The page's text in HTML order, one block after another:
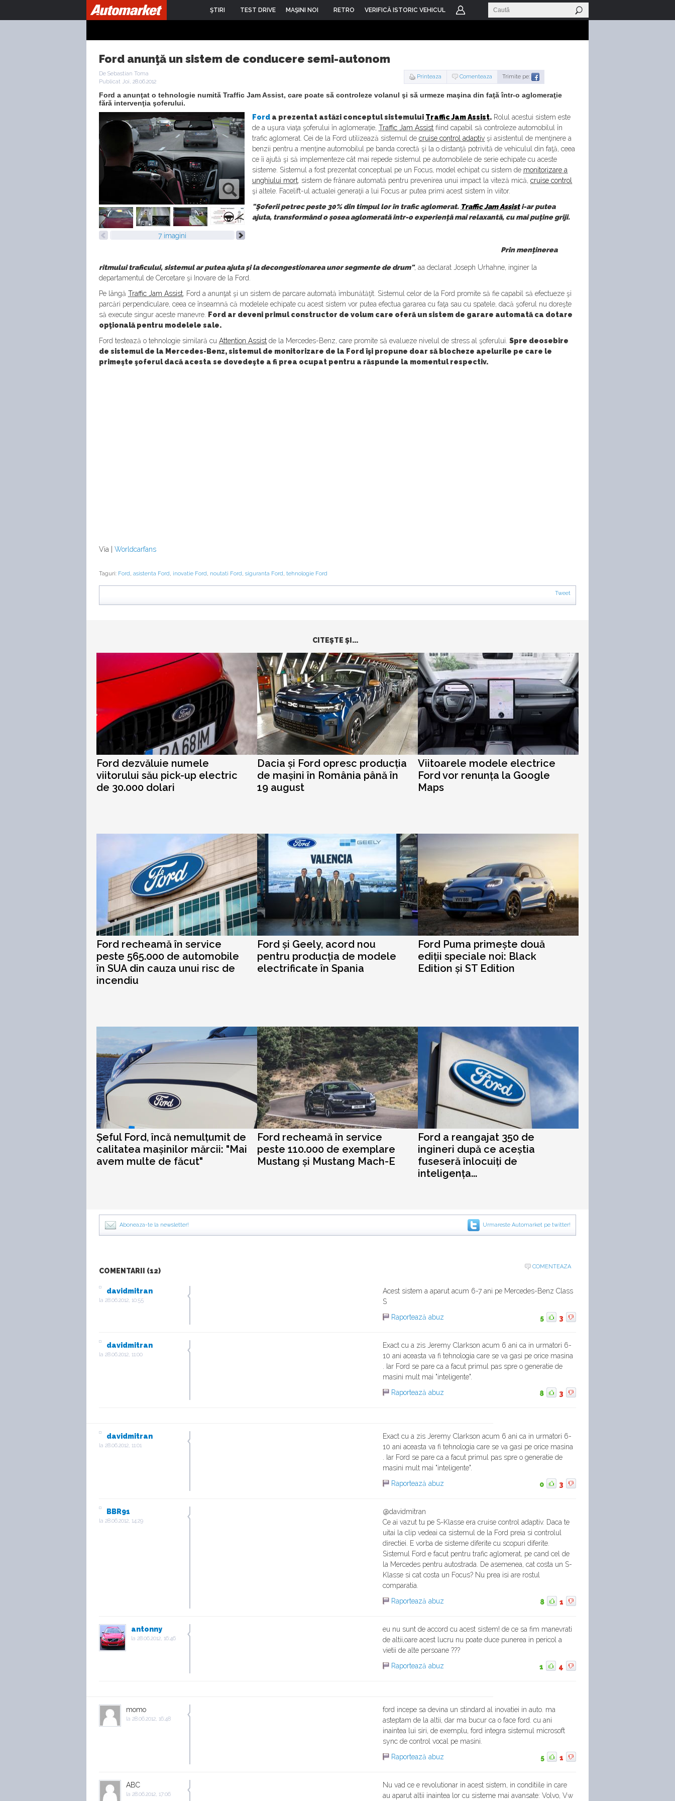
ŞTIRI TEST DRIVE MAŞINI NOI RETRO VERIFICĂ ISTORIC VEHICUL
Ford anunţă un sistem de conducere semi-autonom
De Sebastian Toma
Publicat Joi, 28.06.2012
Printeaza Comenteaza Trimite pe:
Ford a anunţat o tehnologie numită Traffic Jam Assist, care poate să controleze volanul şi să urmeze maşina din faţă într-o aglomeraţie
fără intervenţia şoferului.
7 imagini
Ford a prezentat astăzi conceptul sistemului Traffic Jam Assist. Rolul acestui sistem este
de a uşura viaţa şoferului în aglomeraţie, Traffic Jam Assist fiind capabil să controleze automobilul în
trafic aglomerat. Cei de la Ford utilizează sistemul de cruise control adaptiv şi asistentul de menţinere a
benzii pentru a menţine automobilul pe banda corectă şi la o distanţă potrivită de vehiculul din faţă, ceea
ce îi ajută şi să implementeze cât mai repede sistemul pe automobilele de serie echipate cu aceste
sisteme. Sistemul a fost prezentat conceptual pe un Focus, model echipat cu sistem de monitorizare a
unghiului mort, sistem de frânare automată pentru prevenirea unui impact la viteză mică, cruise control
şi altele. Facelift-ul actualei generaţii a lui Focus ar putea primi acest sistem în viitor.
"Şoferii petrec peste 30% din timpul lor în trafic aglomerat. Traffic Jam Assisti-ar putea
ajuta, transformând o şosea aglomerată într-o experienţă mai relaxantă, cu mai puţine griji.
Prin menţinerea
ritmului traficului, sistemul ar putea ajuta şi la decongestionarea unor segmente de drum", aa declarat Joseph Urhahne, inginer la
departamentul de Cercetare şi Inovare de la Ford.
Pe lângă Traffic Jam Assist, Ford a anunţat şi un sistem de parcare automată îmbunătăţit. Sistemul celor de la Ford promite să fie capabil să efectueze şi
parcări perpendiculare, ceea ce înseamnă că modelele echipate cu acest sistem vor putea efectua gararea cu faţa sau cu spatele, dacă şoferul nu doreşte
să execute singur aceste manevre.
Ford ar deveni primul constructor de volum care oferă un sistem de garare automată ca dotare
opţională pentru modelele sale.
Ford testează o tehnologie similară cu Attention Assist de la Mercedes-Benz, care promite să evalueze nivelul de stress al şoferului. Spre deosebire
de sistemul de la Mercedes-Benz, sistemul de monitorizare de la Ford îşi propune doar să blocheze apelurile pe care le
primeşte şoferul dacă acesta se dovedeşte a fi prea ocupat pentru a răspunde la momentul respectiv.
Via | Worldcarfans
Taguri: Ford, asistenta Ford, inovatie Ford, noutati Ford, siguranta Ford, tehnologie Ford
Tweet
CITEŞTE ŞI...
Ford dezvăluie numele
viitorului său pick-up electric
de 30.000 dolari
Dacia și Ford opresc producția
de mașini în România până în
19 august
Viitoarele modele electrice
Ford vor renunța la Google
Maps
Ford recheamă în service
peste 565.000 de automobile
în SUA din cauza unui risc de
incendiu
Ford și Geely, acord nou
pentru producția de modele
electrificate în Spania
Ford Puma primește două
ediții speciale noi: Black
Edition și ST Edition
Șeful Ford, încă nemulțumit de
calitatea mașinilor mărcii: "Mai
avem multe de făcut"
Ford recheamă în service
peste 110.000 de exemplare
Mustang și Mustang Mach-E
Ford a reangajat 350 de
ingineri după ce aceștia
fuseseră înlocuiți de
inteligența...
Aboneaza-te la newsletter! Urmareste Automarket pe twitter!
COMENTARII (12)
COMENTEAZA
davidmitran
la 28.06.2012, 10:55
Acest sistem a aparut acum 6-7 ani pe Mercedes-Benz Class
S
Raportează abuz
5 3
davidmitran
la 28.06.2012, 11:00
Exact cu a zis Jeremy Clarkson acum 6 ani ca in urmatori 6-
10 ani aceasta va fi tehnologia care se va gasi pe orice masina
. Iar Ford se pare ca a facut primul pas spre o generatie de
masini mult mai "inteligente".
Raportează abuz
8 3
davidmitran
la 28.06.2012, 11:01
Exact cu a zis Jeremy Clarkson acum 6 ani ca in urmatori 6-
10 ani aceasta va fi tehnologia care se va gasi pe orice masina
. Iar Ford se pare ca a facut primul pas spre o generatie de
masini mult mai "inteligente".
Raportează abuz
0 3
BBR91
la 28.06.2012, 14:29
@davidmitran
Ce ai vazut tu pe S-Klasse era cruise control adaptiv. Daca te
uitai la clip vedeai ca sistemul de la Ford preia si controlul
directiei. E vorba de sisteme diferite cu scopuri diferite.
Sistemul Ford e facut pentru trafic aglomerat, pe cand cel de
la Mercedes pentru autostrada. De asemenea, cat costa un S-
Klasse si cat costa un Focus? Nu prea isi are rostul
comparatia.
Raportează abuz
8 1
antonny
la 28.06.2012, 16:46
eu nu sunt de accord cu acest sistem! de ce sa fim manevrati
de altii,oare acest lucru nu poate duce punerea in pericol a
vietii de alte persoane ???
Raportează abuz
1 4
momo
la 28.06.2012, 16:48
ford incepe sa devina un stindard al inovatiei in auto. ma
asteptam de la altii, dar ma bucur ca o face ford. cu ani
inaintea lui siri, de exemplu, ford integra sistemul microsoft
sync de control vocal pe masini.
Raportează abuz
5 1
ABC
la 28.06.2012, 17:06
Nu vad ce e revolutionar in acest sistem, in conditiile in care
au aparut altii inaintea lor cu sisteme mai avansate: Volvo, Vw